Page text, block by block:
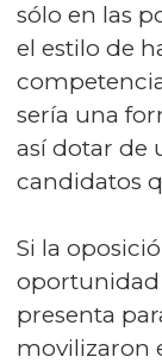
sólo en las
el estilo de
sería una
así dotar de
candidatos
Si la
oportunidad
presenta
movilizaron